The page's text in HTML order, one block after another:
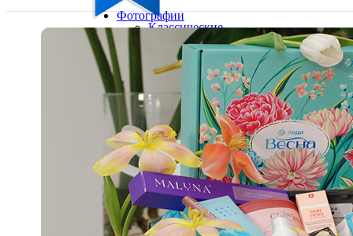
Ваш город:
Ваш регион доставки
Выберите из списка:
Фотографии
Классические
10х10
10х15
13х18
15х15
15х20
20х20
20х30
30х30
30х40
А4
Фото
в
рамке